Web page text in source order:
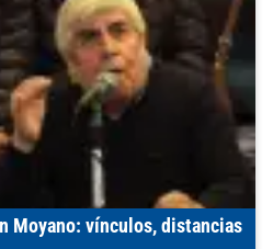
Moyano: vínculos, distancias